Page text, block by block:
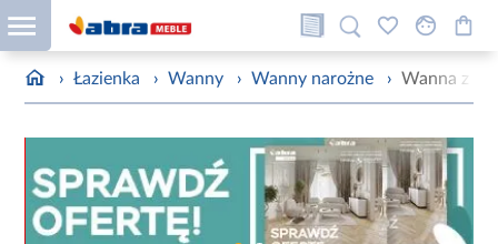
› Łazienka › Wanny › Wanny narożne › Wanna z